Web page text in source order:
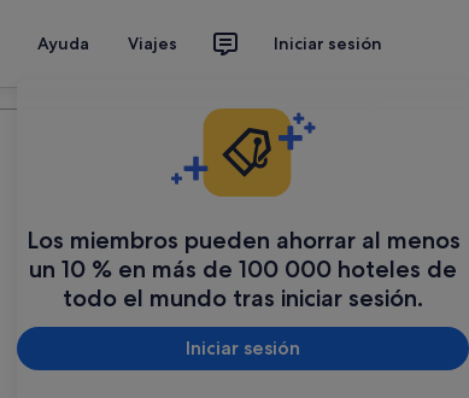
Ayuda Viajes Iniciar sesión
Los miembros pueden ahorrar al menos
un 10 % en más de 100 000 hoteles de
todo el mundo tras iniciar sesión.
Iniciar sesión